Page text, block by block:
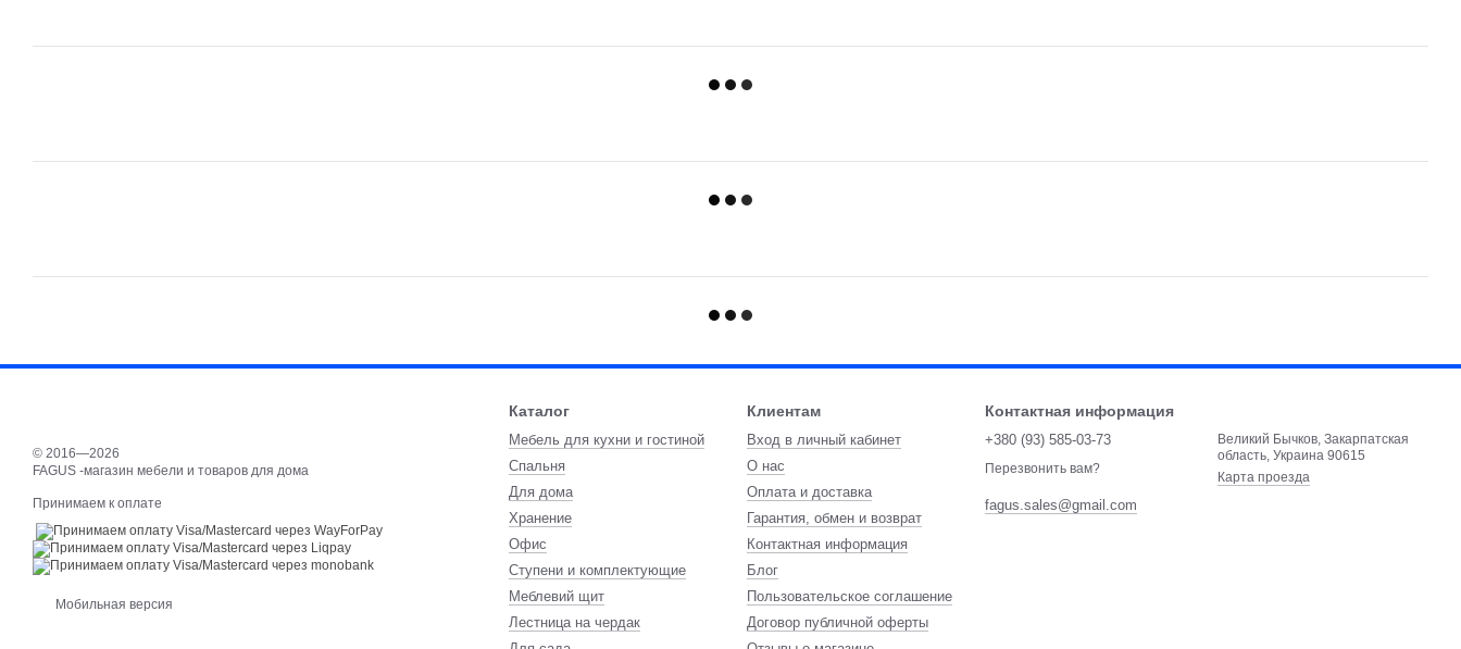
© 2016—2026
FAGUS -магазин мебели и товаров для дома
Принимаем к оплате
Мобильная версия
Каталог
Мебель для кухни и гостиной
Спальня
Для дома
Хранение
Офис
Ступени и комплектующие
Меблевий щит
Лестница на чердак
Клиентам
Вход в личный кабинет
О нас
Оплата и доставка
Гарантия, обмен и возврат
Контактная информация
Блог
Пользовательское соглашение
Договор публичной оферты
Контактная информация
+380 (93) 585-03-73
Перезвонить вам?
fagus.sales@gmail.com
Великий Бычков, Закарпатская
область, Украина 90615
Карта проезда